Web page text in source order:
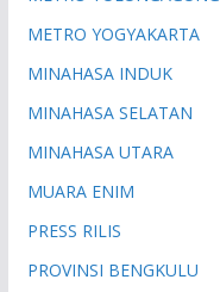
METRO YOGYAKARTA
MINAHASA INDUK
MINAHASA SELATAN
MINAHASA UTARA
MUARA ENIM
PRESS RILIS
PROVINSI BENGKULU